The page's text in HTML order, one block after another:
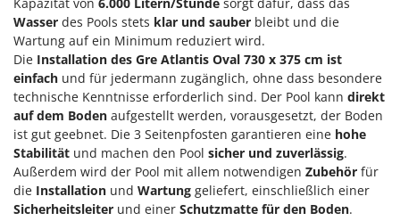
Laubsauger - Laubbläser
Laubsauger auf Rädern
Luftentfeuchter
Luftkühler
M
Mähroboter
Maisentkörnungsmaschinen
Manuelle Heckenscheren
EuroMech
Eurosystems
F
FAC
Fama Industrie
Famag
Famur
FARMER
Kapazität von 6.000 Litern/Stunde sorgt dafür, dass das
Wasser des Pools stets klar und sauber bleibt und die
Wartung auf ein Minimum reduziert wird.
Die Installation des Gre Atlantis Oval 730 x 375 cm ist
einfach und für jedermann zugänglich, ohne dass besondere
technische Kenntnisse erforderlich sind. Der Pool kann direkt
auf dem Boden aufgestellt werden, vorausgesetzt, der Boden
ist gut geebnet. Die 3 Seitenpfosten garantieren eine hohe
Stabilität und machen den Pool sicher und zuverlässig.
Außerdem wird der Pool mit allem notwendigen Zubehör für
die Installation und Wartung geliefert, einschließlich einer
Sicherheitsleiter und einer Schutzmatte für den Boden.